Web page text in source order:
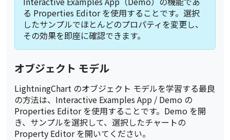
る Properties Editor を使用することです。選択
したサンプルでほとんどのプロパティを変更し、
その効果を即座に確認できます。
オブジェクト モデル
LightningChart のオブジェクト モデルを学習する最良
の方法は、Interactive Examples App / Demo の
Properties Editor を使用することです。Demo を開
き、サンプルを選択して、選択したチャートの
Property Editor を開いてください。